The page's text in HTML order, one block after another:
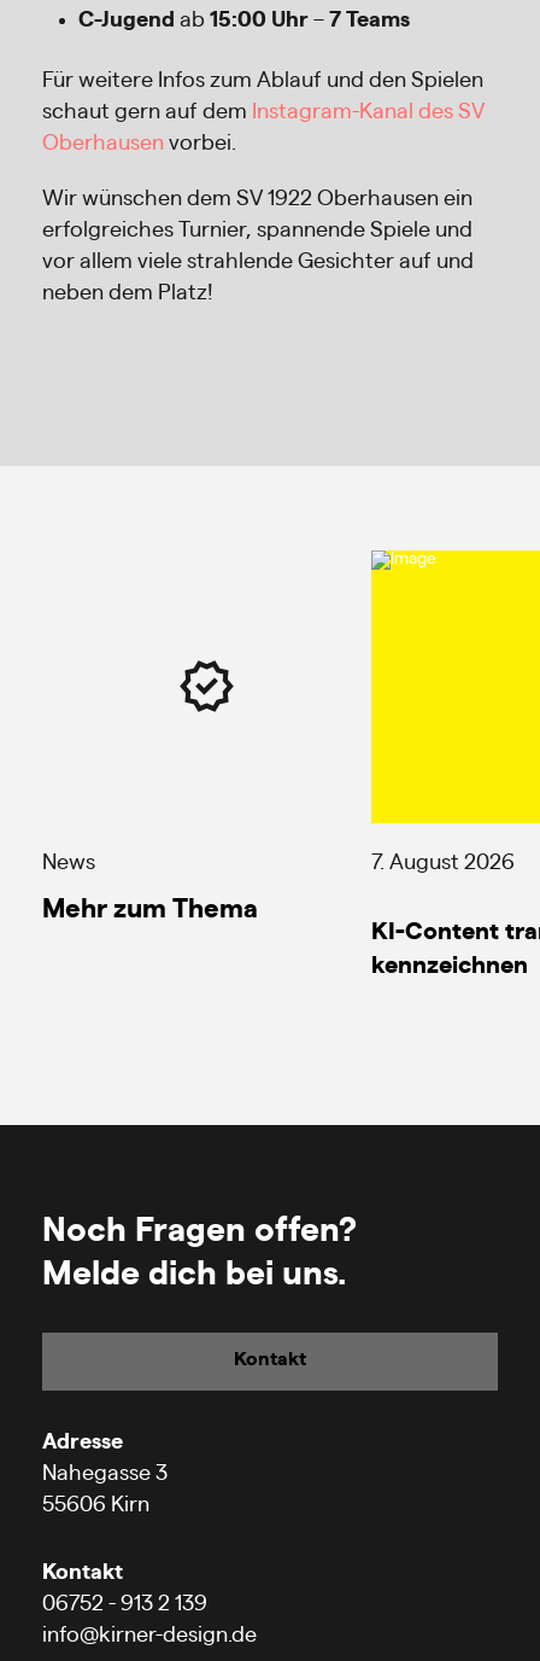
C-Jugend ab 15:00 Uhr– 7 Teams
Für weitere Infos zum Ablauf und den Spielen
schaut gern auf dem Instagram-Kanal des SV
Oberhausen vorbei.
Wir wünschen dem SV 1922 Oberhausen ein
erfolgreiches Turnier, spannende Spiele und
vor allem viele strahlende Gesichter auf und
neben dem Platz!
News
Mehr zum Thema
7. August 2026
KI-Content
kennzeichnen
Noch Fragen offen?
Melde dich bei uns.
Kontakt
Adresse
Nahegasse 3
55606 Kirn
Kontakt
06752 - 913 2 139
info@kirner-design.de